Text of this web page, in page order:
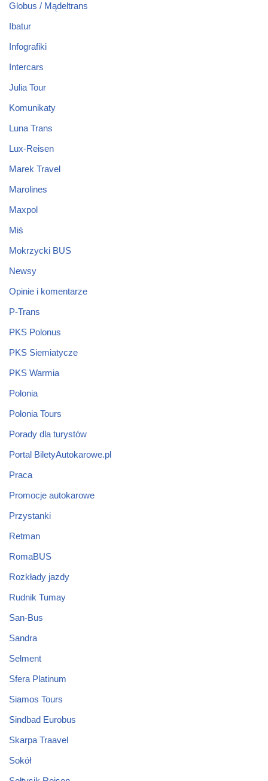
Globus / Mądeltrans
Ibatur
Infografiki
Intercars
Julia Tour
Komunikaty
Luna Trans
Lux-Reisen
Marek Travel
Marolines
Maxpol
Miś
Mokrzycki BUS
Newsy
Opinie i komentarze
P-Trans
PKS Polonus
PKS Siemiatycze
PKS Warmia
Polonia
Polonia Tours
Porady dla turystów
Portal BiletyAutokarowe.pl
Praca
Promocje autokarowe
Przystanki
Retman
RomaBUS
Rozkłady jazdy
Rudnik Tumay
San-Bus
Sandra
Selment
Sfera Platinum
Siamos Tours
Sindbad Eurobus
Skarpa Traavel
Sokół